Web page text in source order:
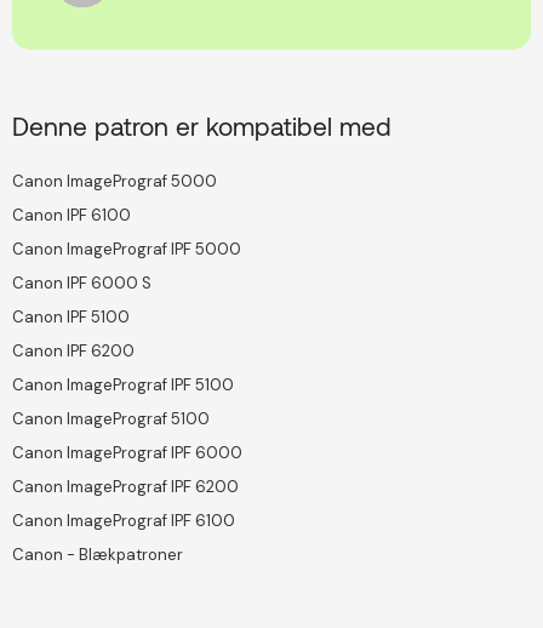
Denne patron er kompatibel med
Canon ImagePrograf 5000
Canon IPF 6100
Canon ImagePrograf IPF 5000
Canon IPF 6000 S
Canon IPF 5100
Canon IPF 6200
Canon ImagePrograf IPF 5100
Canon ImagePrograf 5100
Canon ImagePrograf IPF 6000
Canon ImagePrograf IPF 6200
Canon ImagePrograf IPF 6100
Canon - Blækpatroner